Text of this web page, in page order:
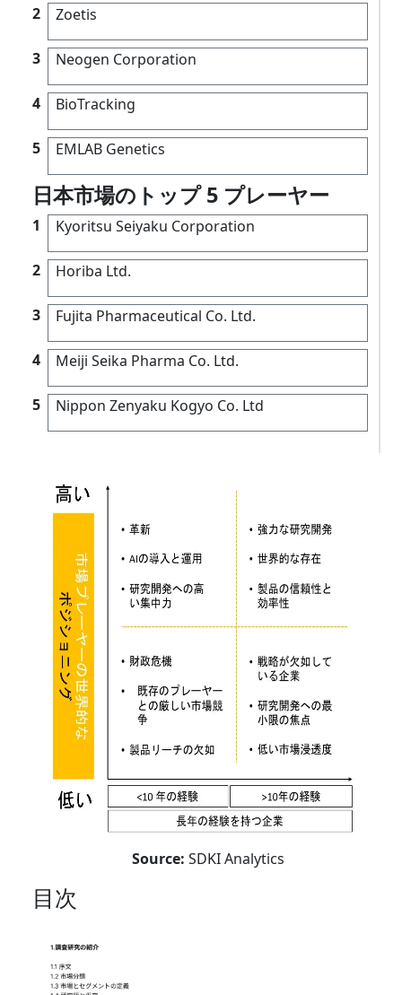
2 Zoetis
3 Neogen Corporation
4 BioTracking
5 EMLAB Genetics
日本市場のトップ 5 プレーヤー
1 Kyoritsu Seiyaku Corporation
2 Horiba Ltd.
3 Fujita Pharmaceutical Co. Ltd.
4 Meiji Seika Pharma Co. Ltd.
5 Nippon Zenyaku Kogyo Co. Ltd
Source: SDKI Analytics
目次